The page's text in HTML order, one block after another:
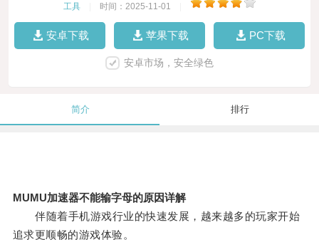
工具 时间：2025-11-01
安卓下载 苹果下载 PC下载
安卓市场，安全绿色
简介 排行
MUMU加速器不能输字母的原因详解
伴随着手机游戏行业的快速发展，越来越多的玩家开始
追求更顺畅的游戏体验。